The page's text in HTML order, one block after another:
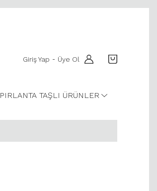
Giriş Yap - Üye Ol
PIRLANTA TAŞLI ÜRÜNLER